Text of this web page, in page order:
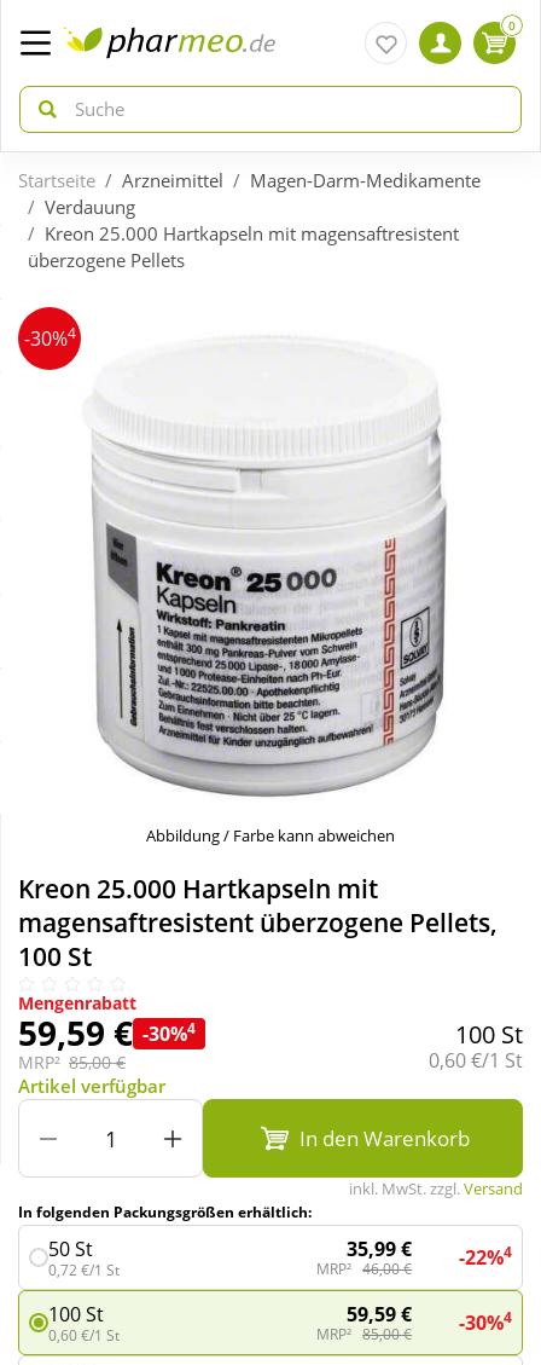
zurück
ÜBERSICHT AKTIONEN
Aktuelle Coupons
Gratis dazu
Neuheiten
Schnäppchen
Täglich gut versorgt
zurück
ÜBERSICHT KATEGORIEN
Arzneimittel
Bio & Genuss
Diabetes
Körperpflege & Kosmetik
Liebe & Erotik
Mutter & Kind
Nahrungsergänzung
Sanitätshaus
Sport & Fitness
Tierbedarf
Wellness
0
Startseite Arzneimittel
Magen-Darm-Medikamente
Verdauung
Kreon 25.000 Hartkapseln mit magensaftresistent
überzogene Pellets
-30%4
Abbildung / Farbe kann abweichen
Kreon 25.000 Hartkapseln mit
magensaftresistent überzogene Pellets,
100 St
Mengenrabatt
59,59 € -30%4
MRP² 85,00 €
100 St
Grundpreis:
0,60 €/1 St
Artikel verfügbar
In den Warenkorb
inkl. MwSt. zzgl.Versand
In folgenden Packungsgrößen erhältlich:
50 St
0,72 €/1 St
35,99 €
MRP² 46,00 € -22%4
100 St
0,60 €/1 St
59,59 €
MRP² 85,00 € -30%4